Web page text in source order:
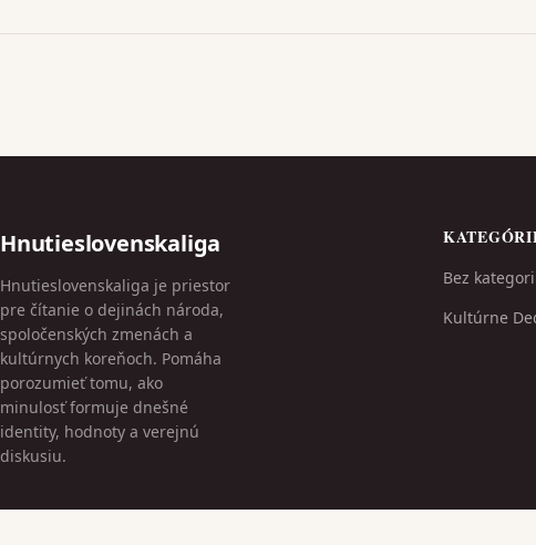
Hnutieslovenskaliga
Hnutieslovenskaliga je priestor
pre čítanie o dejinách národa,
spoločenských zmenách a
kultúrnych koreňoch. Pomáha
porozumieť tomu, ako
minulosť formuje dnešné
identity, hodnoty a verejnú
diskusiu.
Bez
Kultúrne